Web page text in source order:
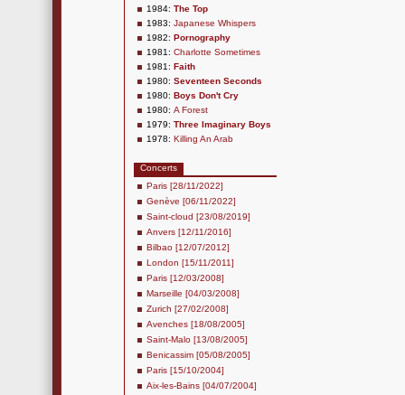
1984: The Top
1983: Japanese Whispers
1982: Pornography
1981: Charlotte Sometimes
1981: Faith
1980: Seventeen Seconds
1980: Boys Don't Cry
1980: A Forest
1979: Three Imaginary Boys
1978: Killing An Arab
Concerts
Paris [28/11/2022]
Genève [06/11/2022]
Saint-cloud [23/08/2019]
Anvers [12/11/2016]
Bilbao [12/07/2012]
London [15/11/2011]
Paris [12/03/2008]
Marseille [04/03/2008]
Zurich [27/02/2008]
Avenches [18/08/2005]
Saint-Malo [13/08/2005]
Benicassim [05/08/2005]
Paris [15/10/2004]
Aix-les-Bains [04/07/2004]